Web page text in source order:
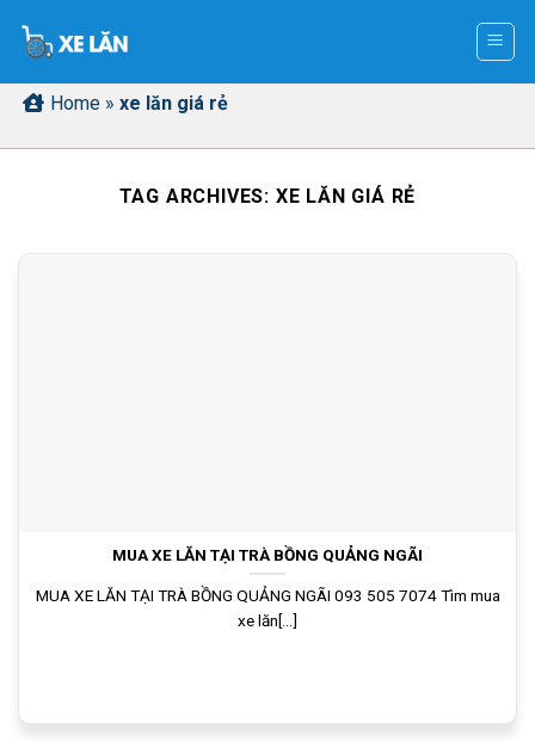
Home » xe lăn giá rẻ
TAG ARCHIVES: XE LĂN GIÁ RẺ
MUA XE LĂN TẠI TRÀ BỒNG QUẢNG NGÃI
MUA XE LĂN TẠI TRÀ BỒNG QUẢNG NGÃI 093 505 7074 Tìm mua
xe lăn[...]